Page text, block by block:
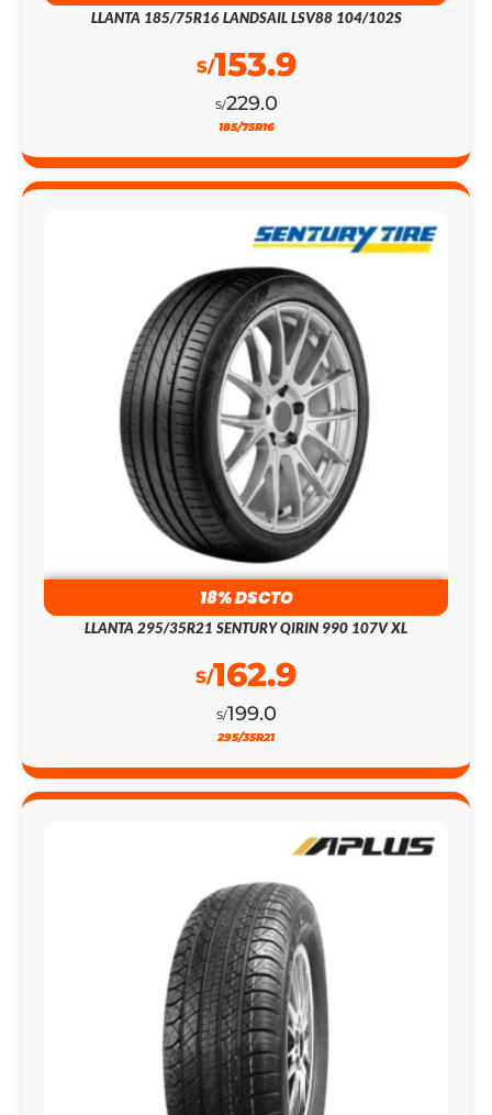
LLANTA 185/75R16 LANDSAIL LSV88 104/102S
S/229.0
S/153.9
185/75R16
18% DSCTO
LLANTA 295/35R21 SENTURY QIRIN 990 107V XL
S/199.0
S/162.9
295/35R21